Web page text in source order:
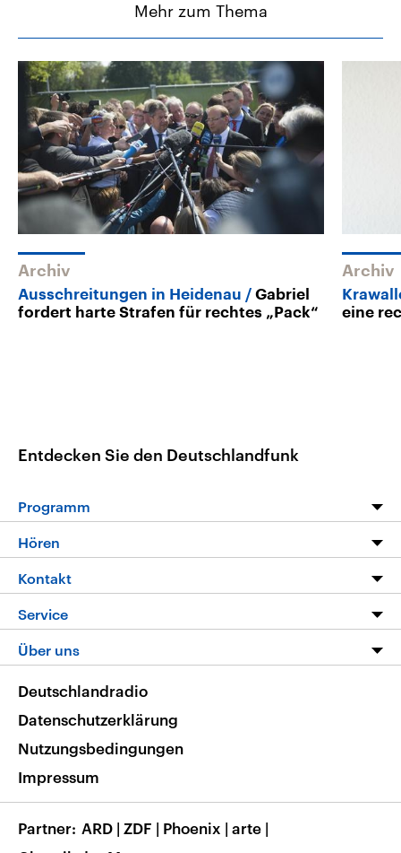
Mehr zum Thema
Archiv
Ausschreitungen in Heidenau
Gabriel
fordert harte Strafen für rechtes „Pack“
Archiv
eine
Entdecken Sie den Deutschlandfunk
Programm
Programm
Die Nachrichten
Nachrichtenleicht
Neue Beiträge auf dlf.de
Hören
Livestream
Podcasts
Deutschlandfunk App
Nachrichten App
Frequenzen
Kontakt
Hörerservice
Service
FAQ
Veranstaltungen
Musikliste
RSS
Über uns
Barrierefreiheit
Deutschlandradio
Datenschutzerklärung
Nutzungsbedingungen
Impressum
Partner ARD | ZDF | Phoenix | arte |